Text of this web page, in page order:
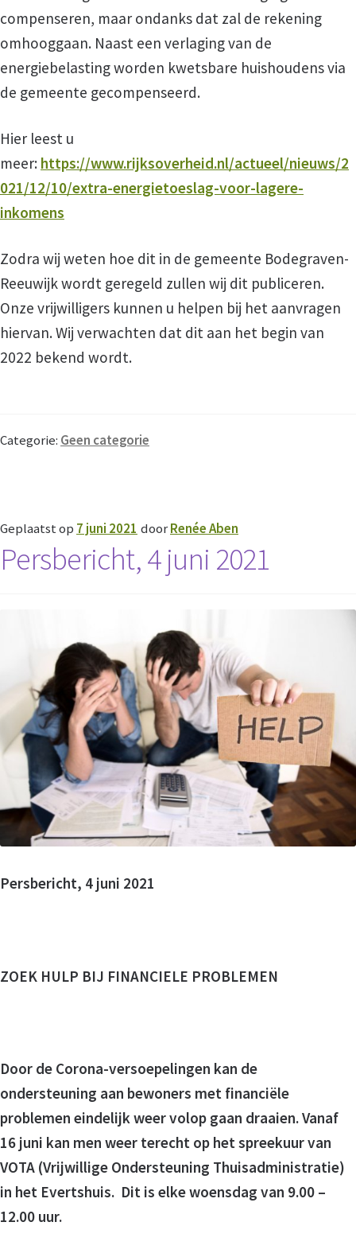
compenseren, maar ondanks dat zal de rekening
omhooggaan. Naast een verlaging van de
energiebelasting worden kwetsbare huishoudens via
de gemeente gecompenseerd.
Hier leest u
meer: https://www.rijksoverheid.nl/actueel/nieuws/2
021/12/10/extra-energietoeslag-voor-lagere-
inkomens
Zodra wij weten hoe dit in de gemeente Bodegraven-
Reeuwijk wordt geregeld zullen wij dit publiceren.
Onze vrijwilligers kunnen u helpen bij het aanvragen
hiervan. Wij verwachten dat dit aan het begin van
2022 bekend wordt.
Categorie: Geen categorie
Geplaatst op 7 juni 2021 doorRenée Aben
Persbericht, 4 juni 2021
Persbericht, 4 juni 2021
ZOEK HULP BIJ FINANCIELE PROBLEMEN
Door de Corona-versoepelingen kan de
ondersteuning aan bewoners met financiële
problemen eindelijk weer volop gaan draaien. Vanaf
16 juni kan men weer terecht op het spreekuur van
VOTA (Vrijwillige Ondersteuning Thuisadministratie)
in het Evertshuis. Dit is elke woensdag van 9.00 –
12.00 uur.